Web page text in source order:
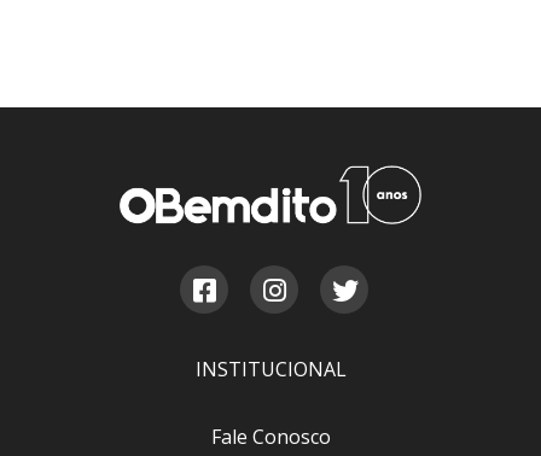
INSTITUCIONAL
Fale Conosco